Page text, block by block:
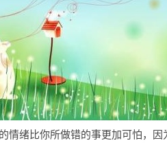
情绪比你所做错的事更加可怕，因